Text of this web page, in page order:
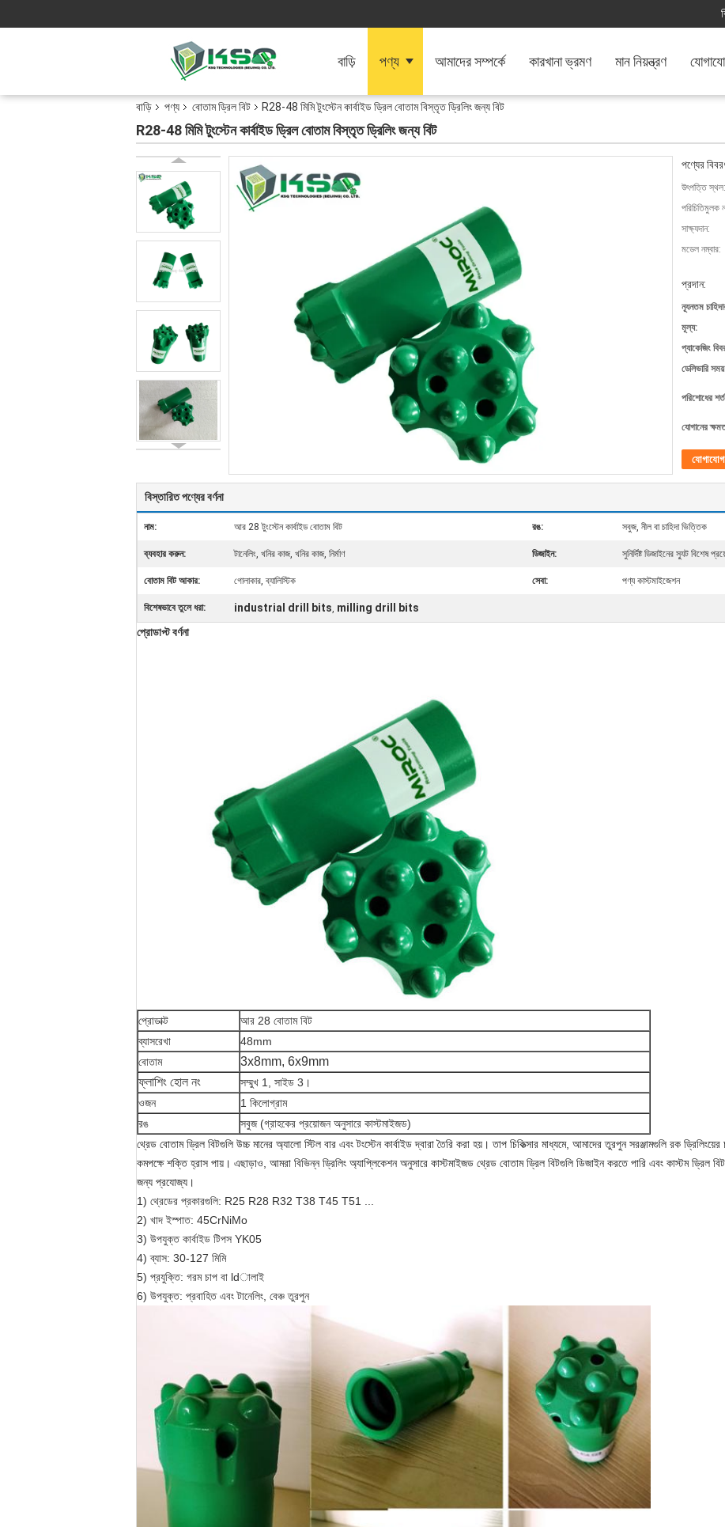
বাড়ি পণ্য আমাদের সম্পর্কে কারখানা ভ্রমণ মান নিয়ন্ত্রণ
বাড়ি পণ্য বোতাম ড্রিল বিট R28-48 মিমি টুংস্টেন কার্বাইড ড্রিল বোতাম বিস্তৃত ড্রিলিং জন্য বিট
R28-48 মিমি টুংস্টেন কার্বাইড ড্রিল বোতাম বিস্তৃত ড্রিলিং জন্য বিট
পণ্যের
উৎপত্তি স্থল:
পরিচিতিমুলক
সাক্ষ্যদান:
মডেল নম্বার:
প্রদান:
ন্যূনতম
মূল্য:
প্যাকেজিং
ডেলিভারি
পরিশোধের
যোগানের
যোগাযোগ
বিস্তারিত পণ্যের বর্ণনা
নাম: আর 28 টুংস্টেন কার্বাইড বোতাম বিট রঙ: সবুজ, নীল বা চাহিদা ভিত্তিক
ব্যবহার করুন: টানেলিং, খনির কাজ, খনির কাজ, নির্মাণ ডিজাইন: সুনির্দিষ্ট ডিজাইনের স্যুট বিশেষ
বোতাম বিট আকার: গোলাকার, ব্যালিস্টিক সেবা: পণ্য কাস্টমাইজেশন
বিশেষভাবে তুলে ধরা: industrial drill bits, milling drill bits
প্রোডাপ্ট বর্ণনা
প্রোডাক্ট
আর 28 বোতাম বিট
ব্যাসরেখা
48mm
বোতাম
3x8mm, 6x9mm
ফ্লাশিং হোল নং
সম্মুখ 1, সাইড 3।
ওজন
1 কিলোগ্রাম
রঙ
সবুজ (গ্রাহকের প্রয়োজন অনুসারে কাস্টমাইজড)
থ্রেড বোতাম ড্রিল বিটগুলি উচ্চ মানের অ্যালো স্টিল বার এবং টংস্টেন কার্বাইড দ্বারা তৈরি করা হয়। তাপ চিকিত্সার মাধ্যমে, আমাদের তুরপুন সরঞ্জামগুলি রক
কমপক্ষে শক্তি হ্রাস পায়। এছাড়াও, আমরা বিভিন্ন ড্রিলিং অ্যাপ্লিকেশন অনুসারে কাস্টমাইজড থ্রেড বোতাম ড্রিল বিটগুলি ডিজাইন করতে পারি এবং কাস্টম ড্রিল
জন্য প্রযোজ্য।
1) থ্রেডের প্রকারগুলি: R25 R28 R32 T38 T45 T51 ...
2) খাদ ইস্পাত: 45CrNiMo
3) উপযুক্ত কার্বাইড টিপস YK05
4) ব্যাস: 30-127 মিমি
5) প্রযুক্তি: গরম চাপ বা ldালাই
6) উপযুক্ত: প্রবাহিত এবং টানেলিং, বেঞ্চ তুরপুন